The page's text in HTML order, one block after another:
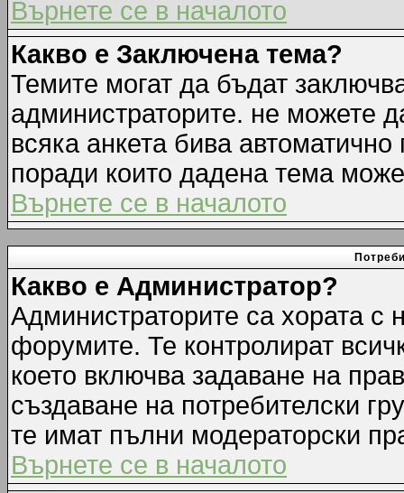
Върнете се в началото
Какво е Заключена тема?
Темите могат да бъдат
администраторите. не можете
всяка анкета бива
поради които дадена тема
Върнете се в началото
Какво е Администратор?
Администраторите са хората с
форумите. Те контролират
което включва задаване на
създаване на потребителски
те имат пълни модераторски
Върнете се в началото